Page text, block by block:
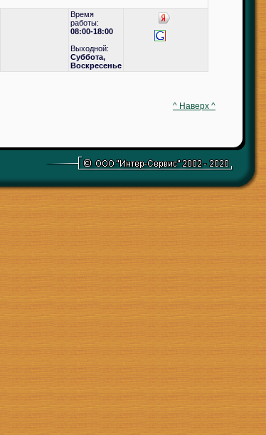
Время
работы:
08:00-18:00
Выходной:
Суббота,
Воскресенье
^ Наверх ^